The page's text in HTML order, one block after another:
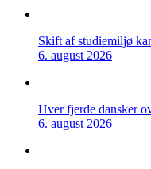
Skift af studiemiljø
6. august 2026
Hver fjerde dansker
6. august 2026